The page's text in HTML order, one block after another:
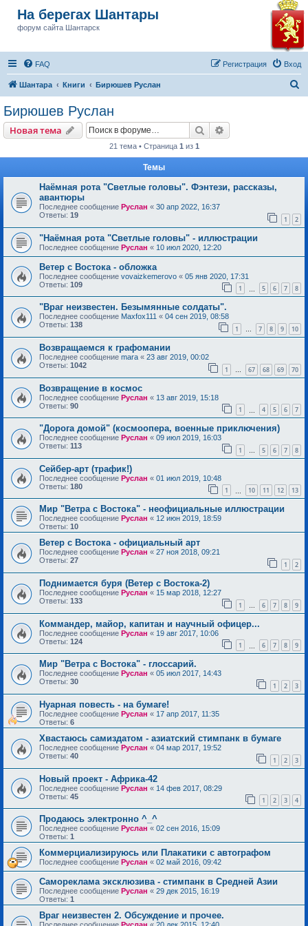
На берегах Шантары
форум сайта Шантарск
FAQ Вход
Регистрация
Шантара Книги Бирюшев Руслан
Бирюшев Руслан
Новая тема Поиск
21 тема • Страница 1 из 1
Темы
Наёмная рота "Светлые головы". Фэнтези, рассказы,
авантюры
Последнее сообщение Руслан « 30 апр 2022, 16:37
Ответы: 19 1 2
"Наёмная рота "Светлые головы" - иллюстрации
Последнее сообщение Руслан « 10 июл 2020, 12:20
Ветер с Востока - обложка
Последнее сообщение vovaizkemerovo « 05 янв 2020, 17:31
Ответы: 109 1 5 6 7 8
"Враг неизвестен. Безымянные солдаты".
Последнее сообщение Maxfox111 « 04 сен 2019, 08:58
Ответы: 138 1 … 7 8 9 10
Возвращаемся к графомании
Последнее сообщение mara « 23 авг 2019, 00:02
Ответы: 1042 1 … 67 68 69 70
Возвращение в космос
Последнее сообщение Руслан « 13 авг 2019, 15:18
Ответы: 90 1 4 5 6 7
"Дорога домой" (космоопера, военные приключения)
Последнее сообщение Руслан « 09 июл 2019, 16:03
Ответы: 113 1 … 5 6 7 8
Сейбер-арт (трафик!)
Последнее сообщение Руслан « 01 июл 2019, 10:48
Ответы: 180 1 10 11 12 13
Мир "Ветра с Востока" - неофициальные иллюстрации
Последнее сообщение Руслан « 12 июн 2019, 18:59
Ответы: 10
Ветер с Востока - официальный арт
Последнее сообщение Руслан « 27 ноя 2018, 09:21
Ответы: 27 1 2
Поднимается буря (Ветер с Востока-2)
Последнее сообщение Руслан « 15 мар 2018, 12:27
Ответы: 133 1 … 6 7 8 9
Коммандер, майор, капитан и научный офицер...
Последнее сообщение Руслан « 19 авг 2017, 10:06
Ответы: 124 1 6 7 8 9
Мир "Ветра с Востока" - глоссарий.
Последнее сообщение Руслан « 05 июл 2017, 14:43
Ответы: 30 1 2 3
Нуарная повесть - на бумаге!
Последнее сообщение Руслан « 17 апр 2017, 11:35
Ответы: 6
Хвастаюсь самиздатом - азиатский стимпанк в бумаге
Последнее сообщение Руслан « 04 мар 2017, 19:52
Ответы: 40 1 2 3
Новый проект - Африка-42
Последнее сообщение Руслан « 14 фев 2017, 08:29
Ответы: 45 1 2 3 4
Продаюсь электронно ^_^
Последнее сообщение Руслан « 02 сен 2016, 15:09
Ответы: 1
Коммерциализируюсь или Плакатики с автографом
Последнее сообщение Руслан « 02 май 2016, 09:42
Самореклама эксклюзива - стимпанк в Средней Азии
Последнее сообщение Руслан « 29 дек 2015, 16:19
Ответы: 1
Враг неизвестен 2. Обсуждение и прочее.